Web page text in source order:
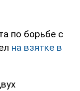
по борьбе с
на взятке в